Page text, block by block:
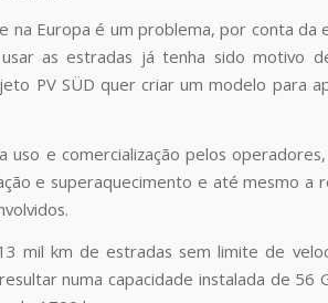
Europa é um problema, por conta da
as estradas já tenha sido motivo
PV SÜD quer criar um modelo para
e comercialização pelos
e superaquecimento e até mesmo a
mil km de estradas sem limite de
numa capacidade instalada de 56